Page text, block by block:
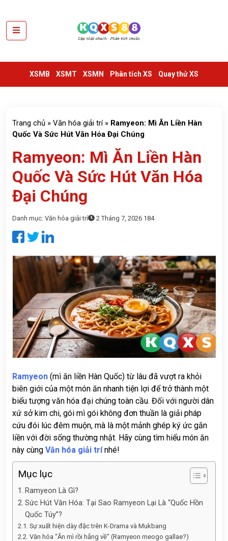
XSMB
XSMN
THỐNG
KÊ
SỔ
KẾT
QUẢ
TRUYỀN
THỐNG
TRA
CỨU
KẾT
QUẢ
PHÂN
TÍCH
XỔ
SỐ
TIN
TỨC
THEO
TỈNH
VĂN
HÓA
GIẢI
TRÍ
XSMB XSMT XSMN Phân tích XS Quay thử XS
Trang chủ » Văn hóa giải trí» Ramyeon: Mì Ăn Liền Hàn
Quốc Và Sức Hút Văn Hóa Đại Chúng
Ramyeon: Mì Ăn Liền Hàn
Quốc Và Sức Hút Văn Hóa
Đại Chúng
Danh mục: Văn hóa giải trí 2 Tháng 7, 2026 184
Ramyeon (mì ăn liền Hàn Quốc) từ lâu đã vượt ra khỏi
biên giới của một món ăn nhanh tiện lợi để trở thành một
biểu tượng văn hóa đại chúng toàn cầu. Đối với người dân
xứ sở kim chi, gói mì gói không đơn thuần là giải pháp
cứu đói lúc đêm muộn, mà là một mảnh ghép ký ức gắn
liền với đời sống thường nhật. Hãy cùng tìm hiểu món ăn
này cùng Văn hóa giải trínhé!
Mục lục
Ramyeon Là Gì?
Sức Hút Văn Hóa: Tại Sao Ramyeon Lại Là “Quốc Hồn
Quốc Túy”?
Sự xuất hiện dày đặc trên K-Drama và Mukbang
Văn hóa “Ăn mì rồi hẵng về” (Ramyeon meogo gallae?)